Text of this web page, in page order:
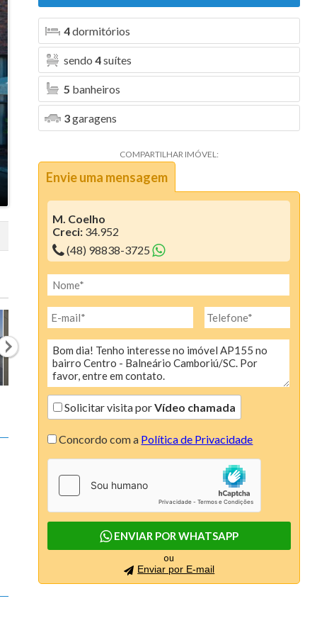
Aura (1)
Blanc Residence (2)
Bosque da Pedra (6)
Bosque dos Girassóis (1)
Bristol Residence (2)
Bruxelas (2)
Camboriú Boulevard (2)
Cartier Residencia (1)
Ciano Residence (3)
Condominio AÇores (1)
Condomínio Linea (1)
Condomínio Moradas do Luar (1)
Connect (4)
Continente Europeu (4)
Costa Esmeralda (2)
Dallas House (1)
Dolce Vitta (3)
4dormitórios
sendo4suítes
5 banheiros
3garagens
COMPARTILHAR IMÓVEL:
Envie uma mensagem
M. Coelho
Creci: 34.952
(48) 98838-3725
Solicitar visita porVídeo chamada
Concordo com a Política de Privacidade
ENVIAR POR WHATSAPP
ou
Enviar por E-mail